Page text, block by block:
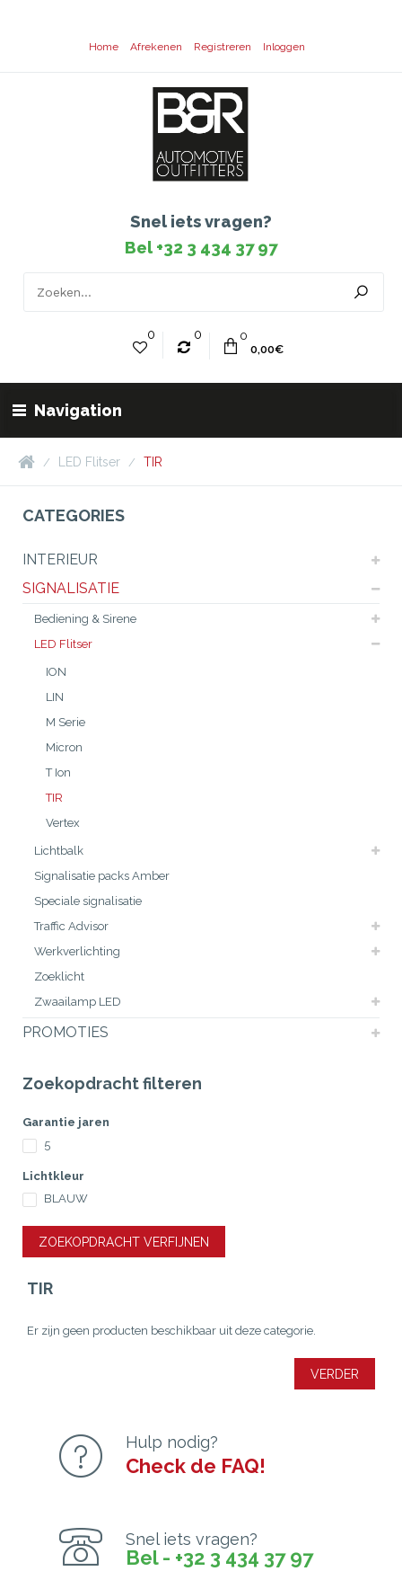
Home Afrekenen Registreren Inloggen
Snel iets vragen?
Bel +32 3 434 37 97
0 0
0
0,00€
Navigation
LED Flitser TIR
CATEGORIES
INTERIEUR
SIGNALISATIE
Bediening & Sirene
LED Flitser
ION
LIN
M Serie
Micron
T Ion
TIR
Vertex
Lichtbalk
Signalisatie packs Amber
Speciale signalisatie
Traffic Advisor
Werkverlichting
Zoeklicht
Zwaailamp LED
PROMOTIES
Zoekopdracht filteren
Garantie jaren
5
Lichtkleur
BLAUW
ZOEKOPDRACHT VERFIJNEN
TIR
Er zijn geen producten beschikbaar uit deze categorie.
VERDER
Hulp nodig?
Check de FAQ!
Snel iets vragen?
Bel - +32 3 434 37 97